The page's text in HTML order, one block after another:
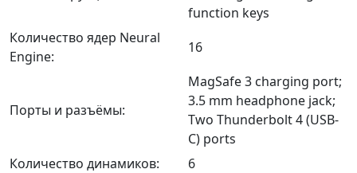
function keys
Количество ядер Neural
Engine:
16
Порты и разъёмы:
MagSafe 3 charging port;
3.5 mm headphone jack;
Two Thunderbolt 4 (USB-
C) ports
Количество динамиков:
6